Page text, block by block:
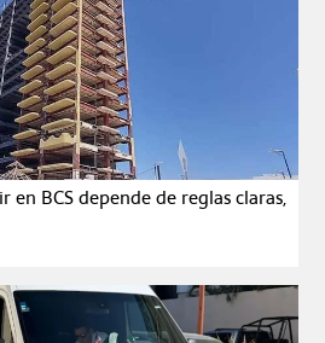
BCS depende de reglas claras,